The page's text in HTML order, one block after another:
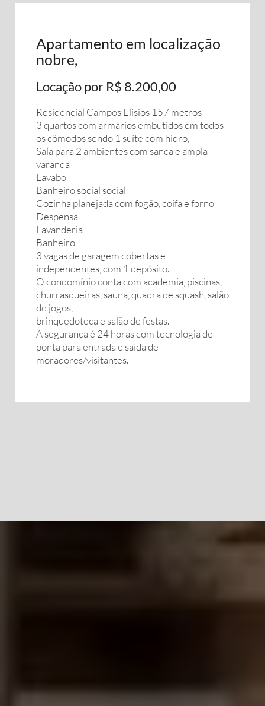
Apartamento em localização
nobre,
Locação por R$ 8.200,00
Residencial Campos Elísios 157 metros
3 quartos com armários embutidos em todos
os cômodos sendo 1 suíte com hidro,
Sala para 2 ambientes com sanca e ampla
varanda
Lavabo
Banheiro social social
Cozinha planejada com fogão, coifa e forno
Despensa
Lavanderia
Banheiro
3 vagas de garagem cobertas e
independentes, com 1 depósito.
O condomínio conta com academia, piscinas,
churrasqueiras, sauna, quadra de squash, salão
de jogos,
brinquedoteca e salão de festas.
A segurança é 24 horas com tecnologia de
ponta para entrada e saída de
moradores/visitantes.